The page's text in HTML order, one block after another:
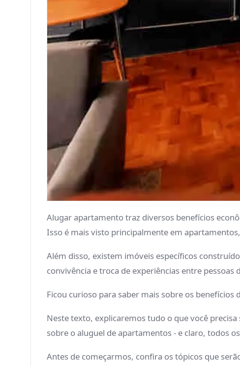
Alugar apartamento traz diversos benefícios
Isso é mais visto principalmente em
Além disso, existem imóveis específicos
convivência e troca de experiências entre
Ficou curioso para saber mais sobre os
Neste texto, explicaremos tudo o que você
sobre o aluguel de apartamentos - e claro, todos
Antes de começarmos, confira os tópicos que